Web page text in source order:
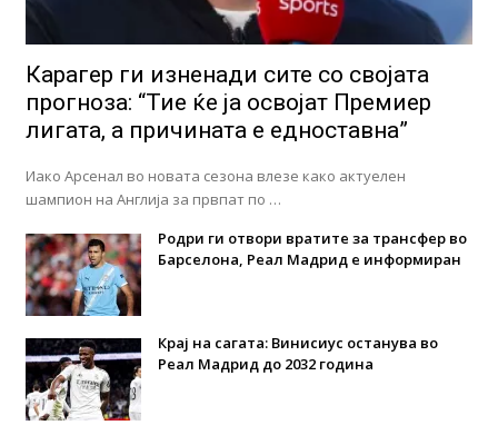
Карагер ги изненади сите со својата
прогноза: “Тие ќе ја освојат Премиер
лигата, а причината е едноставна”
Иако Арсенал во новата сезона влезе како актуелен
шампион на Англија за првпат по …
Родри ги отвори вратите за трансфер во
Барселона, Реал Мадрид е информиран
Крај на сагата: Винисиус останува во
Реал Мадрид до 2032 година